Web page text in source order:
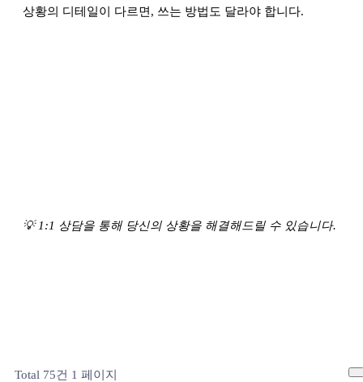
상황의 디테일이 다르면, 쓰는 방법도 달라야 합니다.
💡 1:1 상담을 통해 당신의 상황을 해결해드릴 수 있습니다.
Total 75건 1 페이지